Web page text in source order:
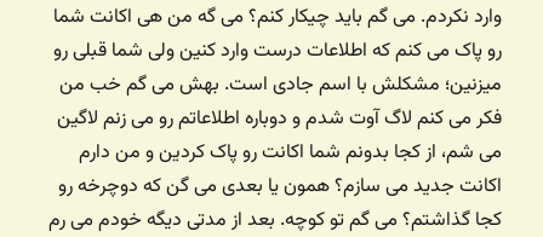
وارد نکردم. می گم باید چیکار کنم؟ می گه من هی اکانت شما
رو پاک می کنم که اطلاعات درست وارد کنین ولی شما قبلی رو
میزنین؛ مشکلش با اسم جادی است. بهش می گم خب من
فکر می کنم لاگ آوت شدم و دوباره اطلاعاتم رو می زنم لاگین
می شم، از کجا بدونم شما اکانت رو پاک کردین و من دارم
اکانت جدید می سازم؟ همون یا بعدی می گن که دوچرخه رو
کجا گذاشتم؟ می گم تو کوچه. بعد از مدتی دیگه خودم می رم